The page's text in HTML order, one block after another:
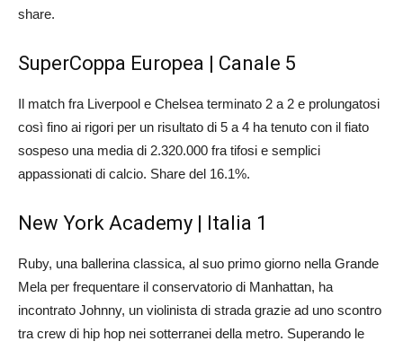
share.
SuperCoppa Europea | Canale 5
Il match fra Liverpool e Chelsea terminato 2 a 2 e prolungatosi
così fino ai rigori per un risultato di 5 a 4 ha tenuto con il fiato
sospeso una media di 2.320.000 fra tifosi e semplici
appassionati di calcio. Share del 16.1%.
New York Academy | Italia 1
Ruby, una ballerina classica, al suo primo giorno nella Grande
Mela per frequentare il conservatorio di Manhattan, ha
incontrato Johnny, un violinista di strada grazie ad uno scontro
tra crew di hip hop nei sotterranei della metro. Superando le